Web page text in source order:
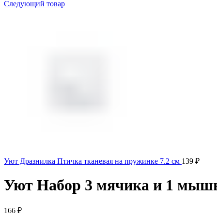
Следующий товар
Уют Дразнилка Птичка тканевая на пружинке 7.2 см 139 ₽
Уют Набор 3 мячика и 1
166 ₽